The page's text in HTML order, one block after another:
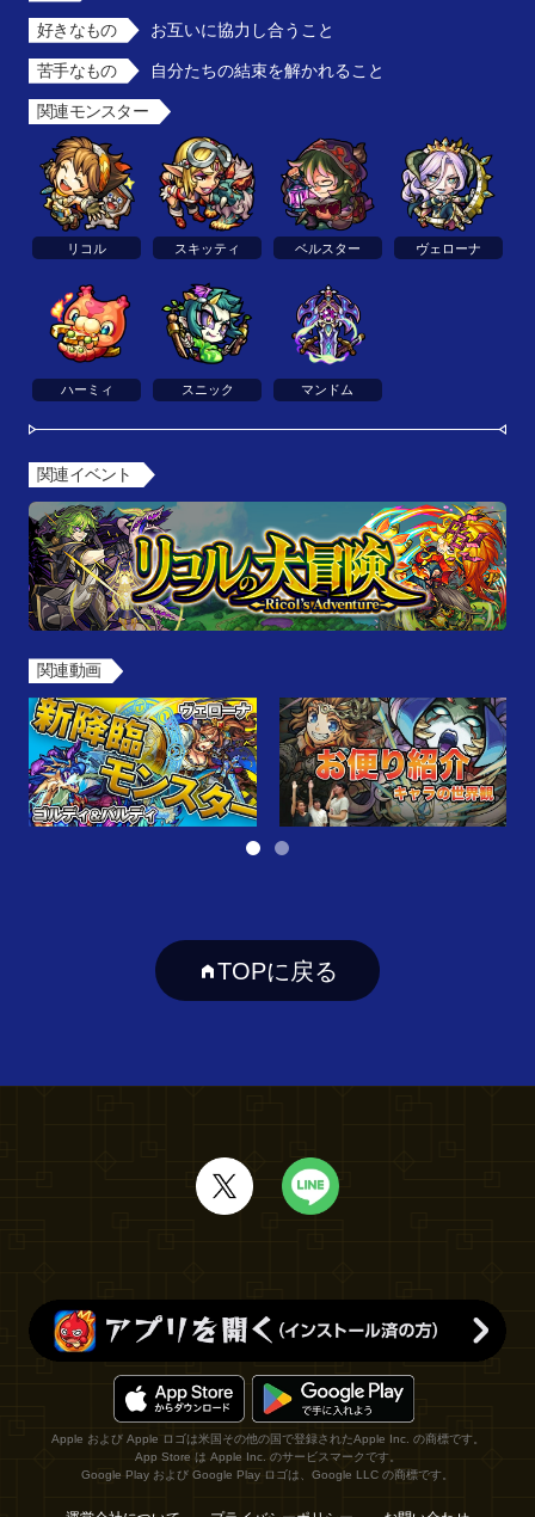
好きなもの お互いに協力し合うこと
苦手なもの 自分たちの結束を解かれること
関連モンスター
リコル スキッティ ベルスター ヴェローナ
ハーミィ スニック マンドム
関連イベント
関連動画
TOPに戻る
Apple および Apple ロゴは米国その他の国で登録されたApple Inc. の商標です。
App Store は Apple Inc. のサービスマークです。
Google Play および Google Play ロゴは、Google LLC の商標です。